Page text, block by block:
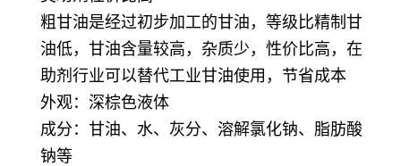
粗甘油是经过初步加工的甘油，等级比精制甘
油低，甘油含量较高，杂质少，性价比高，在
助剂行业可以替代工业甘油使用，节省成本
外观：深棕色液体
成分：甘油、水、灰分、溶解氯化钠、脂肪酸
钠等